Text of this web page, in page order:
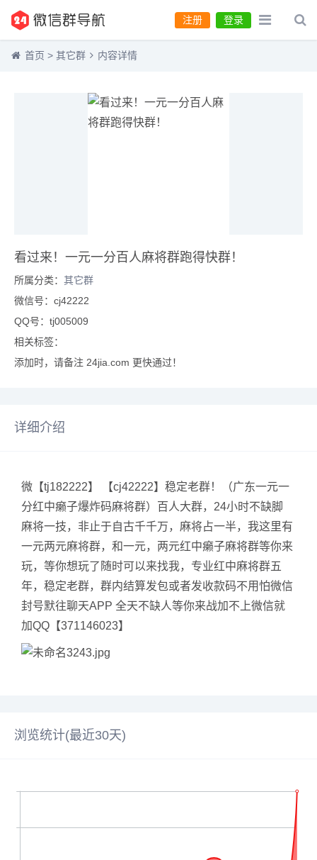
登录
注册
首页 > 其它群 内容详情
看过来！一元一分百人麻将群跑得快群！
所属分类： 其它群
微信号：cj42222
QQ号：tj005009
相关标签：
添加时，请备注 24jia.com 更快通过！
详细介绍
微【tj182222】 【cj42222】稳定老群！（广东一元一
分红中癞子爆炸码麻将群）百人大群，24小时不缺脚
麻将一技，非止于自古千千万，麻将占一半，我这里有
一元两元麻将群，和一元，两元红中癞子麻将群等你来
玩，等你想玩了随时可以来找我，专业红中麻将群五
年，稳定老群，群内结算发包或者发收款码不用怕微信
封号默往聊天APP 全天不缺人等你来战加不上微信就
加QQ【371146023】
浏览统计(最近30天)